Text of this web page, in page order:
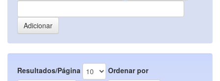
Resultados/Página Ordenar por